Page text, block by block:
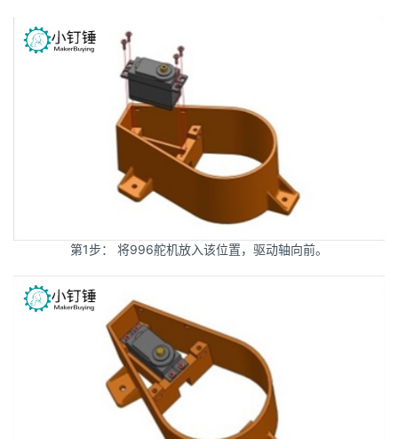
第1步： 将996舵机放入该位置，驱动轴向前。